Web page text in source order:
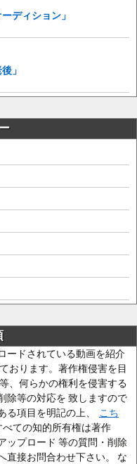
ディション」
」
ードされている動画を紹介
おります。著作権侵害を目
、何らかの権利を侵害する
除等の対応を 致しますので
項目を明記の上、
こち
ての知的所有権は著作
ップロード 等の質問・削除
直接お問合わせ下さい。 な